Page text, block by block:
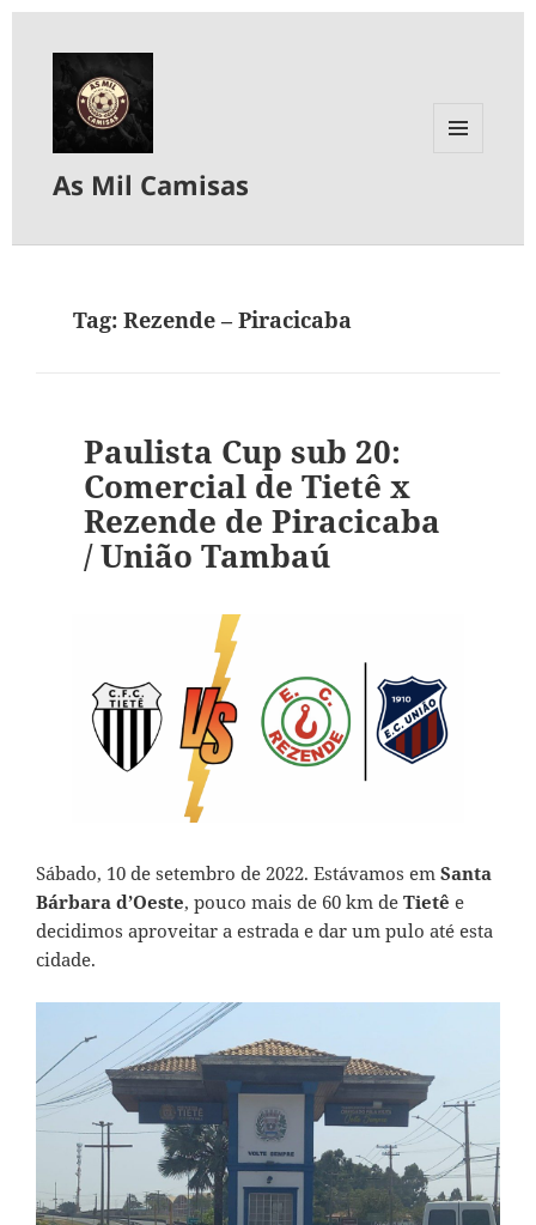
As Mil Camisas
Tag:Rezende – Piracicaba
Paulista Cup sub 20:
Comercial de Tietê x
Rezende de Piracicaba
/ União Tambaú
Sábado, 10 de setembro de 2022. Estávamos em Santa
Bárbara d’Oeste, pouco mais de 60 km de Tietê e
decidimos aproveitar a estrada e dar um pulo até esta
cidade.